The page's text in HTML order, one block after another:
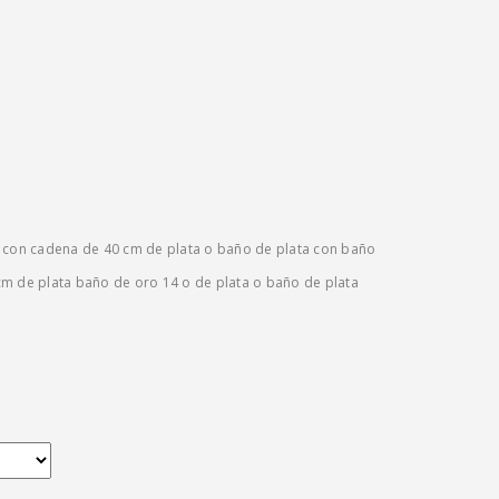
cadena de 40 cm de plata o baño de plata con baño
de plata baño de oro 14 o de plata o baño de plata